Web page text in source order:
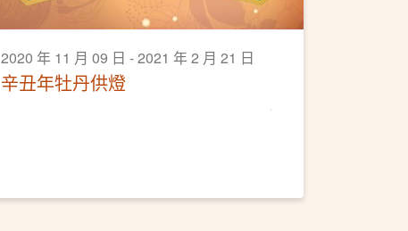
2020 年 11 月 09 日 - 2021 年 2 月 21 日
辛丑年牡丹供燈